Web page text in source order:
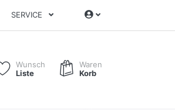
SERVICE
Wunsch
Liste
Waren
Korb